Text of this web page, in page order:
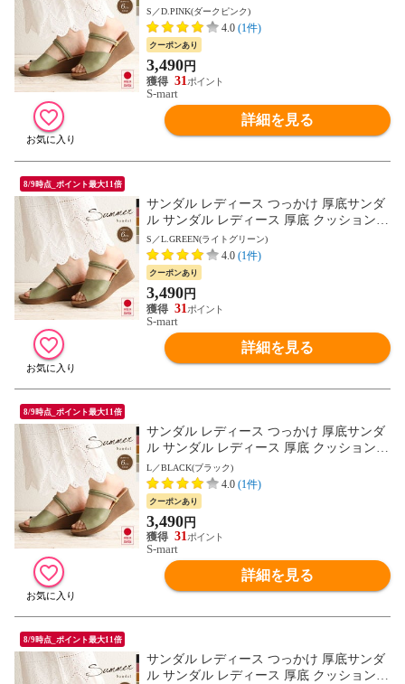
ストラップサンダル 脱げにくい 2way ウェ
ッジソール ミュール オープントゥ 6cm ヒ
ール ウエッジソール 夏 日本製 黒 ブラッ
ク ベージュ グリーン ピンク 白 ホワイト 1
332 送料無料
S／D.PINK(ダークピンク)
4.0 (1件)
クーポンあり
3,490円
31
S-mart
詳細を見る
8/9時点_ポイント最大11倍
サンダル レディース つっかけ 厚底サンダ
ル サンダル レディース 厚底 クッション
ストラップサンダル 脱げにくい 2way ウェ
ッジソール ミュール オープントゥ 6cm ヒ
ール ウエッジソール 夏 日本製 黒 ブラッ
ク ベージュ グリーン ピンク 白 ホワイト 1
332 送料無料
S／L.GREEN(ライトグリーン)
4.0 (1件)
クーポンあり
3,490円
31
S-mart
詳細を見る
8/9時点_ポイント最大11倍
サンダル レディース つっかけ 厚底サンダ
ル サンダル レディース 厚底 クッション
ストラップサンダル 脱げにくい 2way ウェ
ッジソール ミュール オープントゥ 6cm ヒ
ール ウエッジソール 夏 日本製 黒 ブラッ
ク ベージュ グリーン ピンク 白 ホワイト 1
332 送料無料
L／BLACK(ブラック)
4.0 (1件)
クーポンあり
3,490円
31
S-mart
詳細を見る
8/9時点_ポイント最大11倍
サンダル レディース つっかけ 厚底サンダ
ル サンダル レディース 厚底 クッション